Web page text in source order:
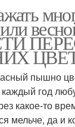
пышно
год
какое-то
мельче, да и